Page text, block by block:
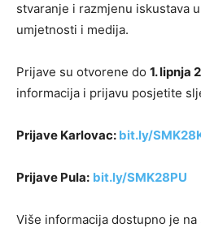
stvaranje i razmjenu iskustava
umjetnosti i medija.
Prijave su otvorene do 1. lipnja
informacija i prijavu posjetite
Prijave Karlovac: bit.ly/
Prijave Pula: bit.ly/SMK28PU
Više informacija dostupno je